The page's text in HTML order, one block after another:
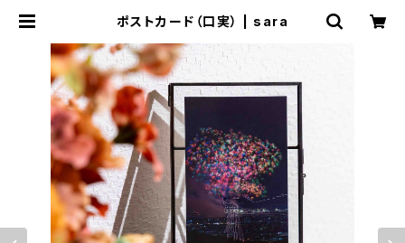
ポストカード（口実） | sara